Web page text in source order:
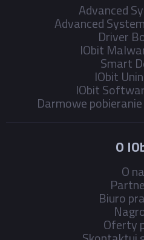
Advanced
Advanced
Driver
IObit
Smart
IObit
IObit
Darmowe
O
O
Biuro
Oferty